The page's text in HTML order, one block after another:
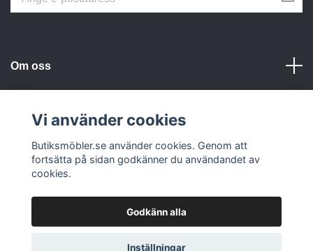
Om oss
Sociala medier
© 2026 Butiksmöbler.se
Vi använder cookies
Butiksmöbler.se använder cookies. Genom att
fortsätta på sidan godkänner du användandet av
cookies.
Godkänn alla
Inställningar